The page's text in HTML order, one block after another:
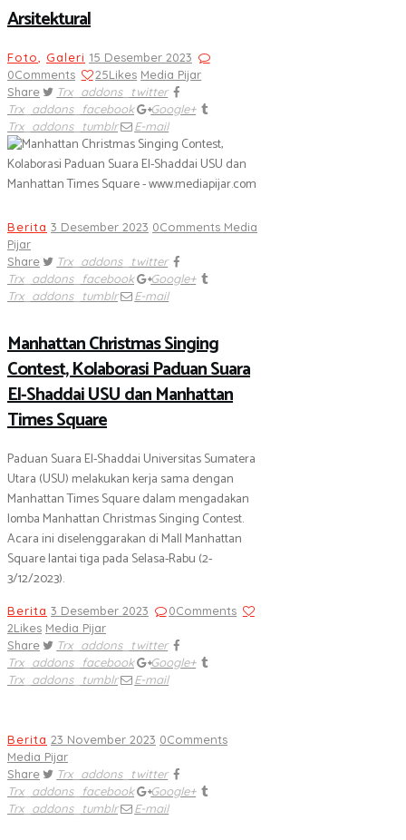
Arsitektural
Foto, Galeri 15 Desember 2023
0Comments 25Likes Media Pijar
Share
Trx_addons_twitter
Trx_addons_facebook
Google+
Trx_addons_tumblr
E-mail
Berita 3 Desember 2023 0Comments Media
Pijar
Share
Trx_addons_twitter
Trx_addons_facebook
Google+
Trx_addons_tumblr
E-mail
Manhattan Christmas Singing
Contest, Kolaborasi Paduan Suara
El-Shaddai USU dan Manhattan
Times Square
Paduan Suara El-Shaddai Universitas Sumatera
Utara (USU) melakukan kerja sama dengan
Manhattan Times Square dalam mengadakan
lomba Manhattan Christmas Singing Contest.
Acara ini diselenggarakan di Mall Manhattan
Square lantai tiga pada Selasa-Rabu (2-
3/12/2023).
Berita 3 Desember 2023 0Comments
2Likes Media Pijar
Share
Trx_addons_twitter
Trx_addons_facebook
Google+
Trx_addons_tumblr
E-mail
Berita 23 November 2023 0Comments
Media Pijar
Share
Trx_addons_twitter
Trx_addons_facebook
Google+
Trx_addons_tumblr
E-mail